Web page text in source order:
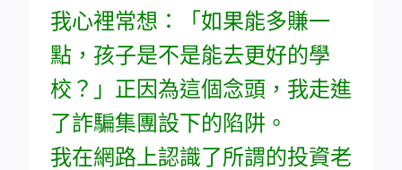
我心裡常想：「如果能多賺一
點，孩子是不是能去更好的學
校？」正因為這個念頭，我走進
了詐騙集團設下的陷阱。
我在網路上認識了所謂的投資老